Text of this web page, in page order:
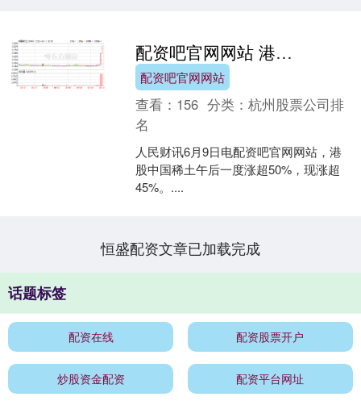
配资吧官网网站 港股中国稀土午后一度涨超50%
配资吧官网网站
查看： 156 分类：杭州股票公司排
名
人民财讯6月9日电配资吧官网网站，港
股中国稀土午后一度涨超50%，现涨超
45%。....
恒盛配资文章已加载完成
话题标签
配资在线 配资股票开户
炒股资金配资 配资平台网址